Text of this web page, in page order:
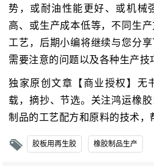
势，或耐油性能更好、或机械
高、或生产成本低等，不同生
工艺，后期小编将继续与您分
需要注意的问题以及各种生产技
独家原创文章【商业授权】无
载，摘抄、节选。关注鸿运橡
制品的工艺配方和原料的技术，
胶板用再生胶 橡胶制品生产